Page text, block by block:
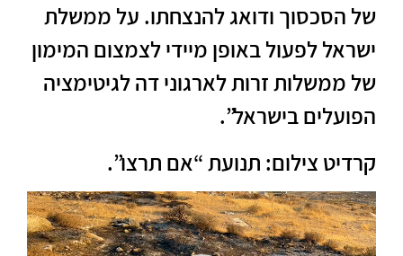
של הסכסוך ודואג להנצחתו. על ממשלת
ישראל לפעול באופן מיידי לצמצום המימון
של ממשלות זרות לארגוני דה לגיטימציה
הפועלים בישראל”.
קרדיט צילום: תנועת “אם תרצו”.
Video
Player